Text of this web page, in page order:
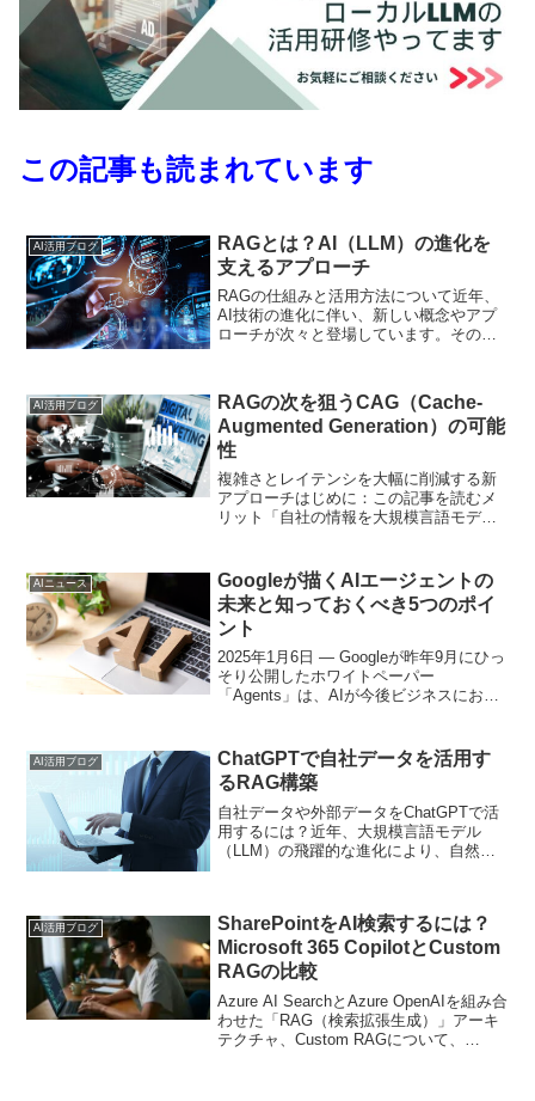
この記事も読まれています
AI活用ブログ
RAGとは？AI（LLM）の進化を
支えるアプローチ
RAGの仕組みと活用方法について近年、
AI技術の進化に伴い、新しい概念やアプ
ローチが次々と登場しています。その中
Generation）」という技術です。この記
事では、...
AI活用ブログ
RAGの次を狙うCAG（Cache-
Augmented Generation）の可能
性
複雑さとレイテンシを大幅に削減する新
アプローチはじめに：この記事を読むメ
リット「自社の情報を大規模言語モデル
けれど、実装が難しくて時...
AIニュース
Googleが描くAIエージェントの
未来と知っておくべき5つのポイ
ント
2025年1月6日 — Googleが昨年9月にひっ
そり公開したホワイトペーパー
「Agents」は、AIが今後ビジネスにおい
な内容となっていました。本記事では、
Googleホワイトペーパーで語られてい
る“AIエージェント”とは何か、その技術的
背景とビジネスへの影響を5つの重要なポ
イントにまとめて解説します。
AI活用ブログ
ChatGPTで自社データを活用す
るRAG構築
自社データや外部データをChatGPTで活
用するには？近年、大規模言語モデル
（LLM）の飛躍的な進化により、自然言
能力...
AI活用ブログ
SharePointをAI検索するには？
Microsoft 365 CopilotとCustom
RAGの比較
Azure AI SearchとAzure OpenAIを組み合
わせた「RAG（検索拡張生成）」アーキ
テクチャ、Custom RAGについて、